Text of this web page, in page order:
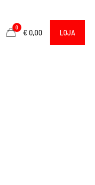
0
€ 0,00 LOJA